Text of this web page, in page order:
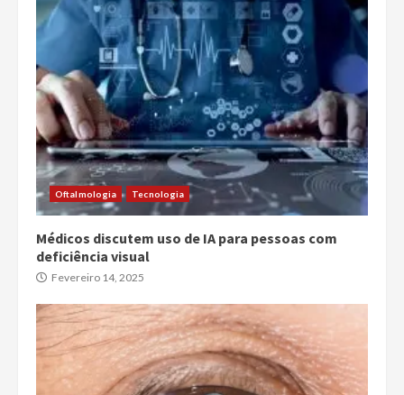
Oftalmologia Tecnologia
Médicos discutem uso de IA para pessoas com
deficiência visual
Fevereiro 14, 2025